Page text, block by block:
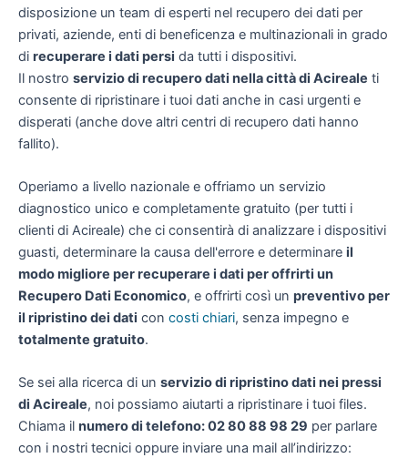
disposizione un team di esperti nel recupero dei dati per
privati, aziende, enti di beneficenza e multinazionali in grado
di recuperare i dati persi da tutti i dispositivi.
Il nostro servizio di recupero dati nella città di Acireale ti
consente di ripristinare i tuoi dati anche in casi urgenti e
disperati (anche dove altri centri di recupero dati hanno
fallito).
Operiamo a livello nazionale e offriamo un servizio
diagnostico unico e completamente gratuito (per tutti i
clienti di Acireale) che ci consentirà di analizzare i dispositivi
guasti, determinare la causa dell'errore e determinare il
modo migliore per recuperare i dati per offrirti un
Recupero Dati Economico, e offrirti così un preventivo per
il ripristino dei dati con costi chiari, senza impegno e
totalmente gratuito.
Se sei alla ricerca di un servizio di ripristino dati nei pressi
di Acireale, noi possiamo aiutarti a ripristinare i tuoi files.
Chiama il numero di telefono: 02 80 88 98 29 per parlare
con i nostri tecnici oppure inviare una mail all’indirizzo: